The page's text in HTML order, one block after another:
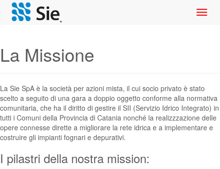
La Missione
La Sie SpA è la società per azioni mista, il cui socio privato è stato
scelto a seguito di una gara a doppio oggetto conforme alla normativa
comunitaria, che ha il diritto di gestire il SII (Servizio Idrico Integrato) in
tutti i Comuni della Provincia di Catania nonché la realizzzazione delle
opere connesse dirette a migliorare la rete idrica e a implementare e
costruire gli impianti fognari e depurativi.
I pilastri della nostra mission: